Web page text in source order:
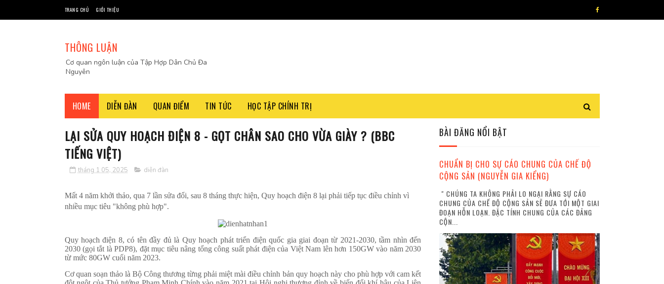
TRANG CHỦ GIỚI THIỆU
THÔNG LUẬN
Cơ quan ngôn luận của Tập Hợp Dân Chủ Đa
Nguyên
HOME DIỄN ĐÀN QUAN ĐIỂM TIN TỨC HỌC TẬP CHÍNH TRỊ
LẠI SỬA QUY HOẠCH ĐIỆN 8 - GỌT CHÂN SAO CHO VỪA GIÀY ? (BBC
TIẾNG VIỆT)
tháng 1 05, 2025 diễn đàn
Mất 4 năm khởi thảo, qua 7 lần sửa đổi, sau 8 tháng thực hiện, Quy hoạch điện 8 lại phải tiếp tục điều chỉnh vì
nhiều mục tiêu "không phù hợp".
Quy hoạch điện 8, có tên đầy đủ là Quy hoạch phát triển điện quốc gia giai đoạn từ 2021-2030, tầm nhìn đến
2030 (gọi tắt là PDP8), đặt mục tiêu nâng tổng công suất phát điện của Việt Nam lên hơn 150GW vào năm 2030
từ mức 80GW cuối năm 2023.
Cơ quan soạn thảo là Bộ Công thương từng phải miệt mài điều chỉnh bản quy hoạch này cho phù hợp với cam kết
BÀI ĐĂNG NỔI BẬT
CHUẨN BỊ CHO SỰ CÁO CHUNG CỦA CHẾ ĐỘ
CỘNG SẢN (NGUYỄN GIA KIỂNG)
" CHÚNG TA KHÔNG PHẢI LO NGẠI RẰNG SỰ CÁO
CHUNG CỦA CHẾ ĐỘ CỘNG SẢN SẼ ĐƯA TỚI MỘT GIAI
ĐOẠN HỖN LOẠN. ĐẶC TÍNH CHUNG CỦA CÁC ĐẢNG
CỘN...